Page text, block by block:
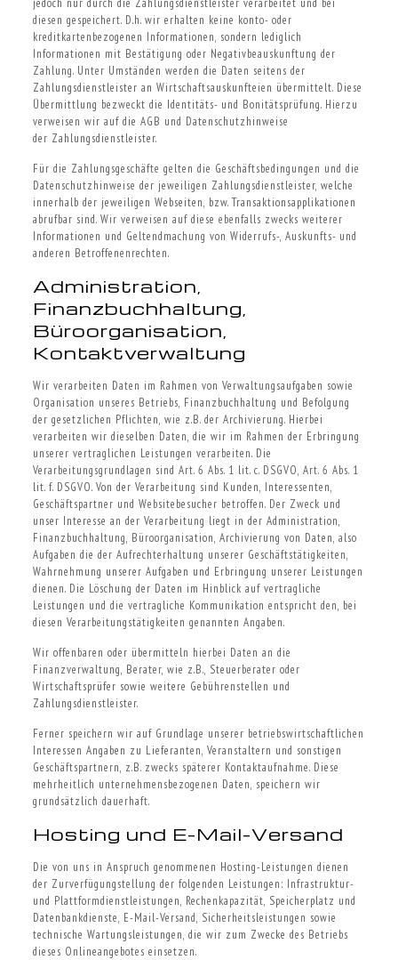
jedoch nur durch die Zahlungsdienstleister verarbeitet und bei
diesen gespeichert. D.h. wir erhalten keine konto- oder
kreditkartenbezogenen Informationen, sondern lediglich
Informationen mit Bestätigung oder Negativbeauskunftung der
Zahlung. Unter Umständen werden die Daten seitens der
Zahlungsdienstleister an Wirtschaftsauskunfteien übermittelt. Diese
Übermittlung bezweckt die Identitäts- und Bonitätsprüfung. Hierzu
verweisen wir auf die AGB und Datenschutzhinweise
der Zahlungsdienstleister.
Für die Zahlungsgeschäfte gelten die Geschäftsbedingungen und die
Datenschutzhinweise der jeweiligen Zahlungsdienstleister, welche
innerhalb der jeweiligen Webseiten, bzw. Transaktionsapplikationen
abrufbar sind. Wir verweisen auf diese ebenfalls zwecks weiterer
Informationen und Geltendmachung von Widerrufs-, Auskunfts- und
anderen Betroffenenrechten.
Administration,
Finanzbuchhaltung,
Büroorganisation,
Kontaktverwaltung
Wir verarbeiten Daten im Rahmen von Verwaltungsaufgaben sowie
Organisation unseres Betriebs, Finanzbuchhaltung und Befolgung
der gesetzlichen Pflichten, wie z.B. der Archivierung. Hierbei
verarbeiten wir dieselben Daten, die wir im Rahmen der Erbringung
unserer vertraglichen Leistungen verarbeiten. Die
Verarbeitungsgrundlagen sind Art. 6 Abs. 1 lit. c. DSGVO, Art. 6 Abs. 1
lit. f. DSGVO. Von der Verarbeitung sind Kunden, Interessenten,
Geschäftspartner und Websitebesucher betroffen. Der Zweck und
unser Interesse an der Verarbeitung liegt in der Administration,
Finanzbuchhaltung, Büroorganisation, Archivierung von Daten, also
Aufgaben die der Aufrechterhaltung unserer Geschäftstätigkeiten,
Wahrnehmung unserer Aufgaben und Erbringung unserer Leistungen
dienen. Die Löschung der Daten im Hinblick auf vertragliche
Leistungen und die vertragliche Kommunikation entspricht den, bei
diesen Verarbeitungstätigkeiten genannten Angaben.
Wir offenbaren oder übermitteln hierbei Daten an die
Finanzverwaltung, Berater, wie z.B., Steuerberater oder
Wirtschaftsprüfer sowie weitere Gebührenstellen und
Zahlungsdienstleister.
Ferner speichern wir auf Grundlage unserer betriebswirtschaftlichen
Interessen Angaben zu Lieferanten, Veranstaltern und sonstigen
Geschäftspartnern, z.B. zwecks späterer Kontaktaufnahme. Diese
mehrheitlich unternehmensbezogenen Daten, speichern wir
grundsätzlich dauerhaft.
Hosting und E-Mail-Versand
Die von uns in Anspruch genommenen Hosting-Leistungen dienen
der Zurverfügungstellung der folgenden Leistungen: Infrastruktur-
und Plattformdienstleistungen, Rechenkapazität, Speicherplatz und
Datenbankdienste, E-Mail-Versand, Sicherheitsleistungen sowie
technische Wartungsleistungen, die wir zum Zwecke des Betriebs
dieses Onlineangebotes einsetzen.